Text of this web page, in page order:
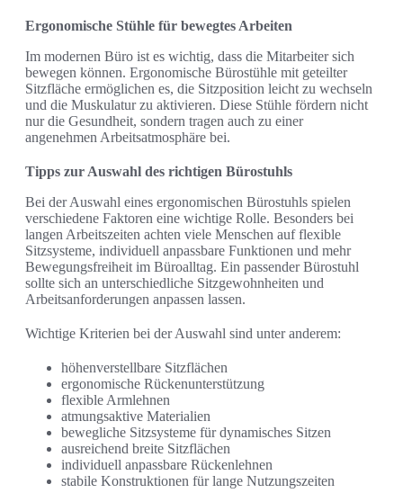
Ergonomische Stühle für bewegtes Arbeiten
Im modernen Büro ist es wichtig, dass die Mitarbeiter sich
bewegen können. Ergonomische Bürostühle mit geteilter
Sitzfläche ermöglichen es, die Sitzposition leicht zu wechseln
und die Muskulatur zu aktivieren. Diese Stühle fördern nicht
nur die Gesundheit, sondern tragen auch zu einer
angenehmen Arbeitsatmosphäre bei.
Tipps zur Auswahl des richtigen Bürostuhls
Bei der Auswahl eines ergonomischen Bürostuhls spielen
verschiedene Faktoren eine wichtige Rolle. Besonders bei
langen Arbeitszeiten achten viele Menschen auf flexible
Sitzsysteme, individuell anpassbare Funktionen und mehr
Bewegungsfreiheit im Büroalltag. Ein passender Bürostuhl
sollte sich an unterschiedliche Sitzgewohnheiten und
Arbeitsanforderungen anpassen lassen.
Wichtige Kriterien bei der Auswahl sind unter anderem:
höhenverstellbare Sitzflächen
ergonomische Rückenunterstützung
flexible Armlehnen
atmungsaktive Materialien
bewegliche Sitzsysteme für dynamisches Sitzen
ausreichend breite Sitzflächen
individuell anpassbare Rückenlehnen
stabile Konstruktionen für lange Nutzungszeiten